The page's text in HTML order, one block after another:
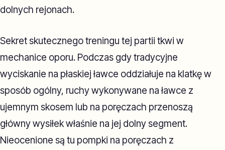
dolnych rejonach.
Sekret skutecznego treningu tej partii tkwi w
mechanice oporu. Podczas gdy tradycyjne
wyciskanie na płaskiej ławce oddziałuje na klatkę w
sposób ogólny, ruchy wykonywane na ławce z
ujemnym skosem lub na poręczach przenoszą
główny wysiłek właśnie na jej dolny segment.
Nieocenione są tu pompki na poręczach z